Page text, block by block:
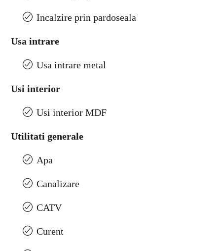
Incalzire prin pardoseala
Usa intrare
Usa intrare metal
Usi interior
Usi interior MDF
Utilitati generale
Apa
Canalizare
CATV
Curent